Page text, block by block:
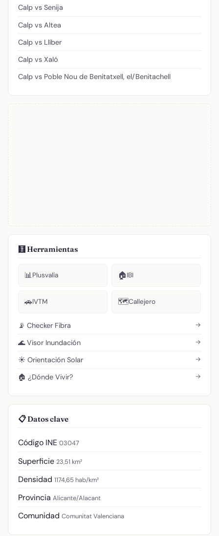
Calp vs Senija
Calp vs Altea
Calp vs Llíber
Calp vs Xaló
Calp vs Poble Nou de Benitatxell, el/Benitachell
🧮 Herramientas
📊Plusvalía 🏠IBI
🚗IVTM 🗺️Callejero
📡 Checker Fibra →
🌊 Visor Inundación →
☀️ Orientación Solar →
🏠 ¿Dónde Vivir? →
📋 Datos clave
Código INE 03047
Superficie 23,51 km²
Densidad 1174,65 hab/km²
Provincia Alicante/Alacant
Comunidad Comunitat Valenciana